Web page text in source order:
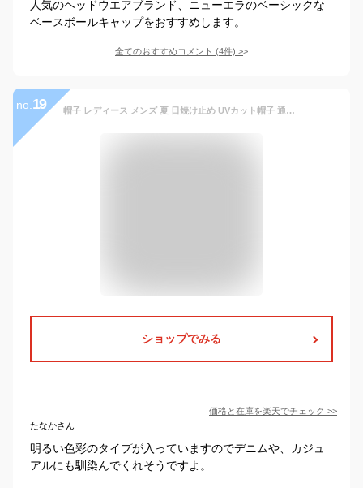
人気のヘッドウエアブランド、ニューエラのベーシックな
ベースボールキャップをおすすめします。
全てのおすすめコメント (4件) >
no. 19 帽子 レディース メンズ 夏 日焼け止め UVカット帽子 通気性 屋外スポーツ 速乾性 キャップ カジュアル 男性 女性 レディース メンズ 吸汗速乾 パッチ 快適
ショップでみる
価格と在庫を楽天でチェック >>
たなかさん
明るい色彩のタイプが入っていますのでデニムや、カジュ
アルにも馴染んでくれそうですよ。